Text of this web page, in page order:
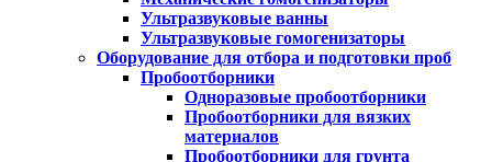
Ультразвуковые ванны
Ультразвуковые гомогенизаторы
Оборудование для отбора и подготовки проб
Пробоотборники
Одноразовые пробоотборники
Пробоотборники для вязких
материалов
Пробоотборники для грунта